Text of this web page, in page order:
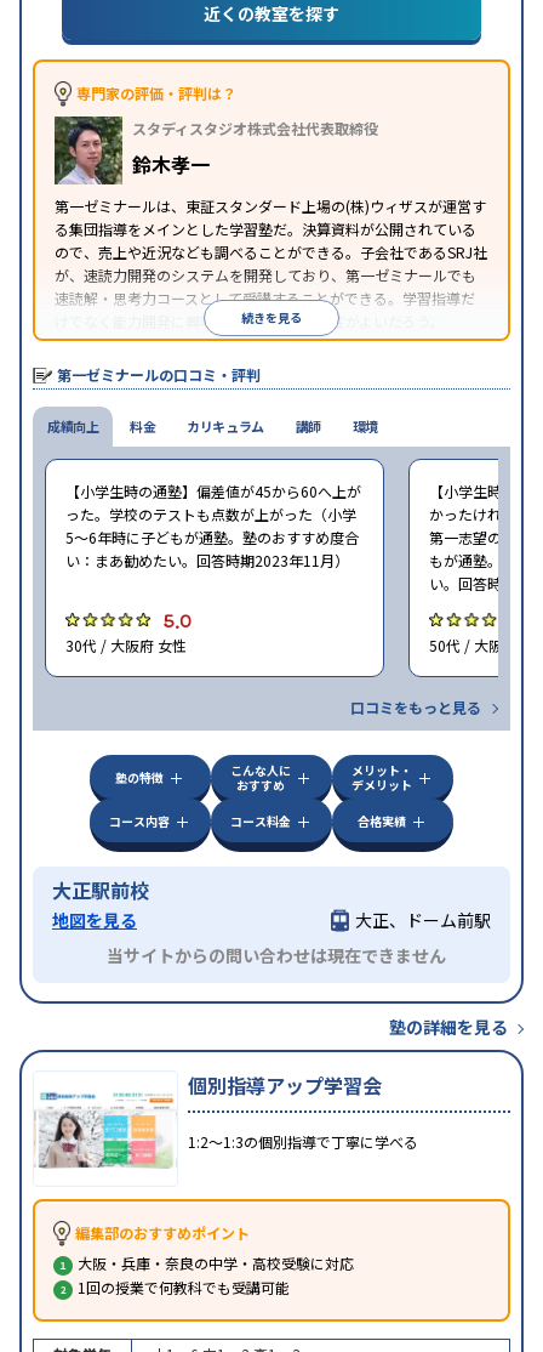
特徴
入塾に学力基準あり学習にPC・タブレットを利用
オンライン対応1科目から受講可能季節講習のみの
受講可
※2023年10月調査。小学校高学年の集団塾アンケート調査方法
近くの教室を探す
専門家の評価・評判は？
スタディスタジオ株式会社代表取締役
鈴木孝一
第一ゼミナールは、東証スタンダード上場の(株)ウィザスが運営す
る集団指導をメインとした学習塾だ。決算資料が公開されている
ので、売上や近況なども調べることができる。子会社であるSRJ社
が、速読力開発のシステムを開発しており、第一ゼミナールでも
速読解・思考力コースとして受講することができる。学習指導だ
けでなく能力開発に興味がある場合は、相性がよいだろう。
続きを見る
第一ゼミナールの口コミ・評判
成績向上
【小学生時の通塾】偏差値が45から60へ上が
った。学校のテストも点数が上がった（小学
5〜6年時に子どもが通塾。塾のおすすめ度合
い：まあ勧めたい。回答時期2023年11月）
5.0
30代 / 大阪府 女性
【小学生時の通
かったけれど、
第一志望の学校
もが通塾。塾の
い。回答時期
50代 / 大阪府 女
口コミをもっと見る
料金 カリキュラム 講師 環境
塾の特徴
こんな人に
おすすめ
メリット・
デメリット
コース内容
コース料金 合格実績
大正駅前校
地図を見る
大正、ドーム前駅
当サイトからの問い合わせは現在できません
塾の詳細を見る
個別指導アップ学習会
1:2〜1:3の個別指導で丁寧に学べる
編集部のおすすめポイント
大阪・兵庫・奈良の中学・高校受験に対応
1回の授業で何教科でも受講可能